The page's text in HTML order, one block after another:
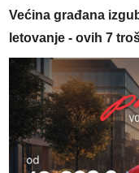
Većina građana
letovanje - ovih 7